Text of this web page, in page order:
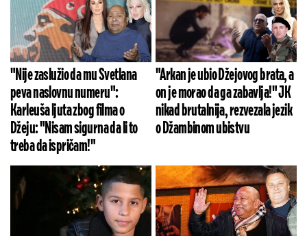
"Nije zaslužio da mu Svetlana
peva naslovnu numeru":
Karleuša ljuta zbog filma o
Džeju: "Nisam sigurna da li to
treba da ispričam!"
"Arkan je ubio Džejovog brata, a
on je morao da ga zabavlja!" JK
nikad brutalnija, rezvezala jezik
o Džambinom ubistvu